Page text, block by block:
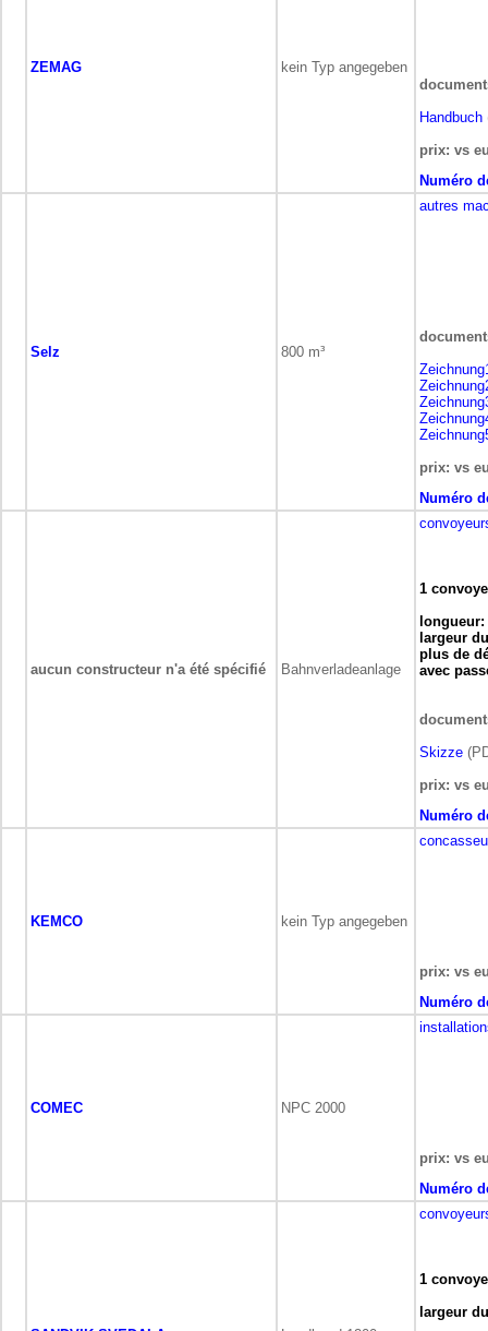
ZEMAG kein Typ angegeben
Handbuch
prix: vs
Numéro
Selz 800 m³
autres
prix: vs
Numéro
aucun constructeur n'a été spécifié Bahnverladeanlage
1
longueur:
largeur
plus de
avec
Skizze
prix: vs
Numéro
KEMCO kein Typ angegeben
prix: vs
Numéro
COMEC NPC 2000
prix: vs
Numéro
1
largeur